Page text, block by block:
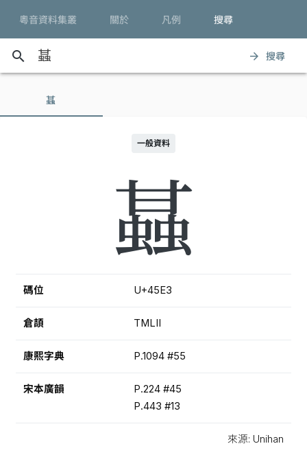
粵音資料集叢 關於 凡例 搜尋
search arrow_forward 搜尋
䗣
一般資料
䗣
碼位 U+45E3
倉頡 TMLII
康熙字典 P.1094 #55
宋本廣韻
P.224 #45
P.443 #13
來源: Unihan